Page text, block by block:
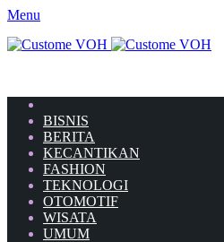
Menu
BISNIS
BERITA
KECANTIKAN
FASHION
TEKNOLOGI
OTOMOTIF
WISATA
UMUM